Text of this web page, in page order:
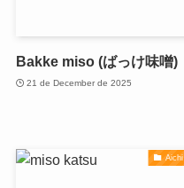
Bakke miso (ばっけ味噌)
21 de December de 2025
Aichi